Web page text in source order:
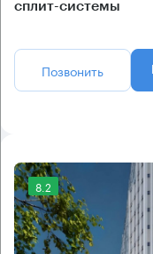
сплит-системы
Позвонить
8.2